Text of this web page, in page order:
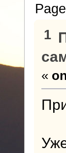
1
«